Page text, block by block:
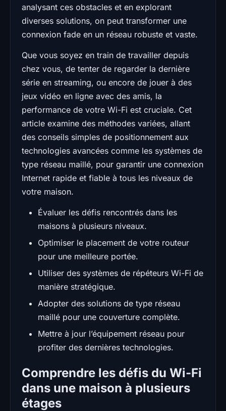
analysant ces obstacles et en explorant
diverses solutions, on peut transformer une
connexion fade en un réseau robuste et vaste.
Que vous soyez en train de travailler depuis
chez vous, de tenter de regarder la dernière
série en streaming, ou encore de jouer à des
jeux vidéo en ligne avec des amis, la
performance de votre Wi-Fi est cruciale. Cet
article examine des méthodes variées, allant
des conseils simples de positionnement aux
technologies avancées comme les systèmes de
type réseau maillé, pour garantir une connexion
Internet rapide et fiable à tous les niveaux de
votre maison.
Évaluer les défis rencontrés dans les
maisons à plusieurs niveaux.
Optimiser le placement de votre routeur
pour une meilleure portée.
Utiliser des systèmes de répéteurs Wi-Fi de
manière stratégique.
Adopter des solutions de type réseau
maillé pour une couverture complète.
Mettre à jour l’équipement réseau pour
profiter des dernières technologies.
Comprendre les défis du Wi-Fi
dans une maison à plusieurs
étages